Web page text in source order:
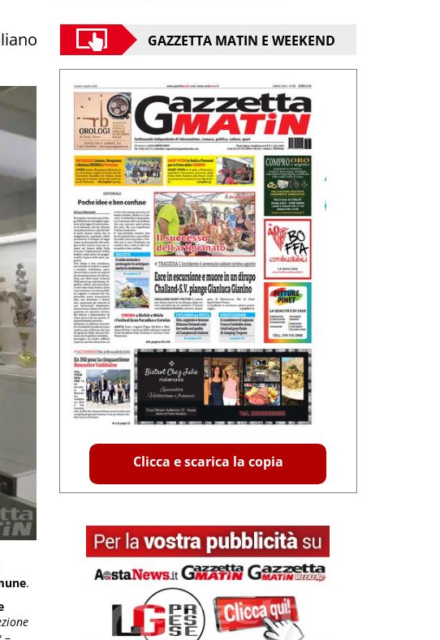
.
GAZZETTA MATIN E WEEKEND
Clicca e scarica la copia